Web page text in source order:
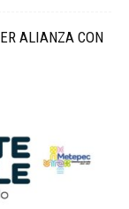
ALIANZA CON